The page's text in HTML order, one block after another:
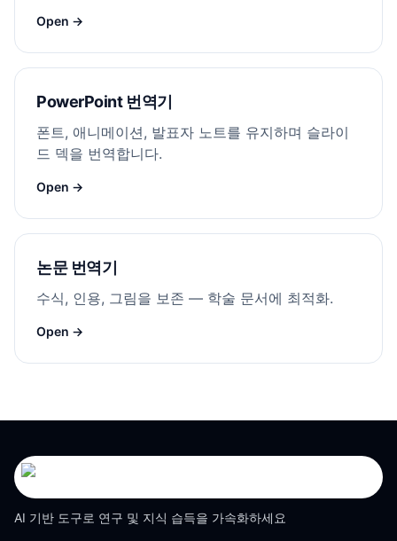
Open →
PowerPoint 번역기
폰트, 애니메이션, 발표자 노트를 유지하며 슬라이
드 덱을 번역합니다.
Open →
논문 번역기
수식, 인용, 그림을 보존 — 학술 문서에 최적화.
Open →
AI 기반 도구로 연구 및 지식 습득을 가속화하세요